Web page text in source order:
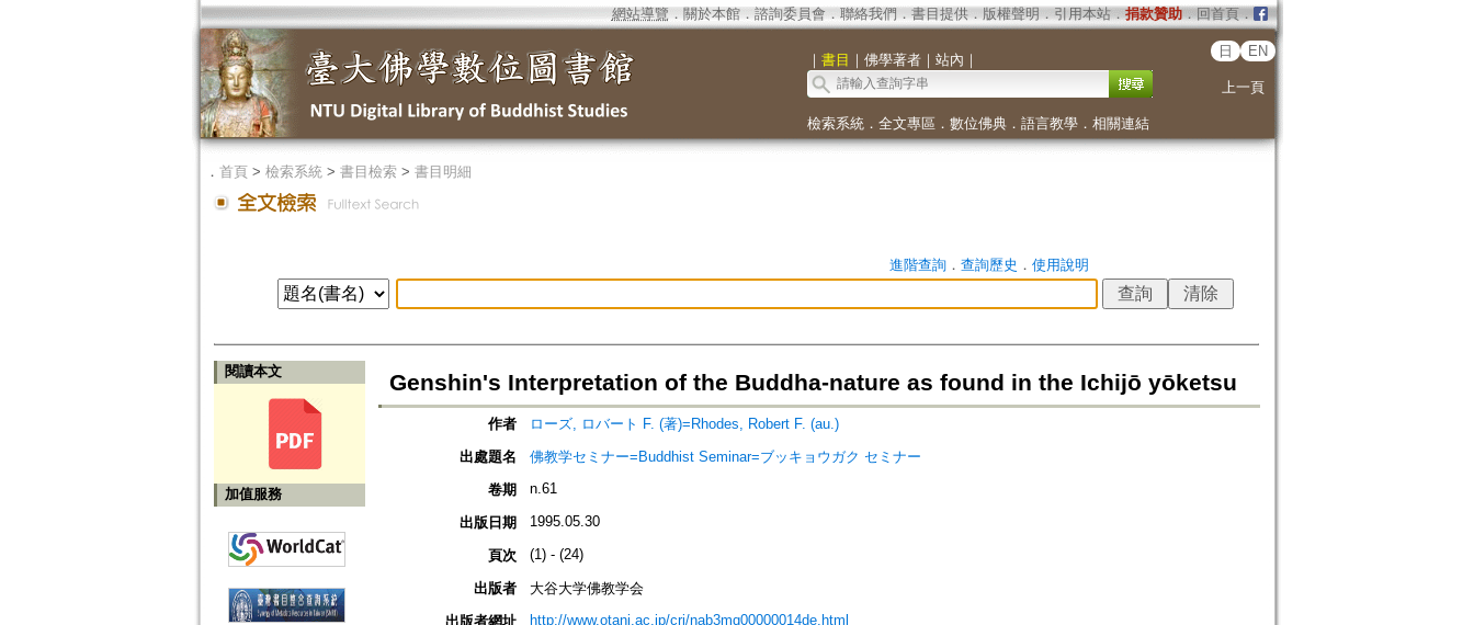
網站導覽 ． 關於本館． 諮詢委員會． 聯絡我們 ． 書目提供． 版權聲明 ． 引用本站． 捐款贊助．回首頁．
｜ 書目 ｜ 佛學著者｜ 站內 ｜
日 EN
上一頁
檢索系統． 全文專區 ． 數位佛典． 語言教學． 相關連結
． 首頁> 檢索系統> 書目檢索> 書目明細
進階查詢． 查詢歷史 ． 使用說明
閱讀本文
加值服務
Genshin's Interpretation of the Buddha-nature as found in the Ichijō yōketsu
作者
ローズ, ロバート F. (著)=Rhodes, Robert F. (au.)
出處題名
佛教学セミナー=Buddhist Seminar=ブッキョウガク セミナー
卷期
n.61
出版日期 1995.05.30
頁次 (1) - (24)
出版者
大谷大学佛教学会
出版者網址
http://www.otani.ac.jp/cri/nab3mq00000014de.html